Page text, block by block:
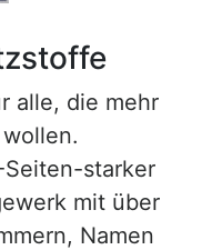
alle, die mehr
starker
mit über
Namen